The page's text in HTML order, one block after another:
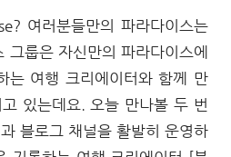
여러분들만의 파라다이스는
그룹은 자신만의 파라다이스에
는 여행 크리에이터와 함께 만
있는데요. 오늘 만나볼 두 번
블로그 채널을 활발히 운영하